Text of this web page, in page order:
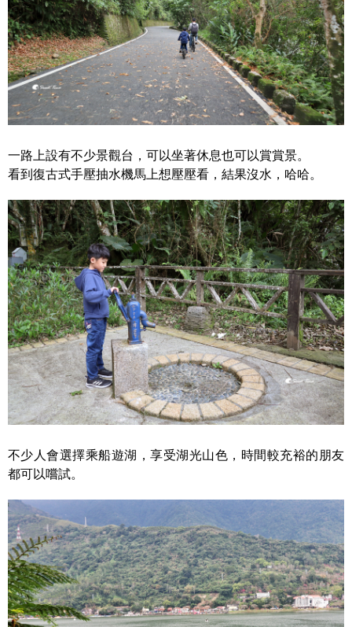
一路上設有不少景觀台，可以坐著休息也可以賞賞景。
看到復古式手壓抽水機馬上想壓壓看，結果沒水，哈哈。
不少人會選擇乘船遊湖，享受湖光山色，時間較充裕的朋友
都可以嚐試。